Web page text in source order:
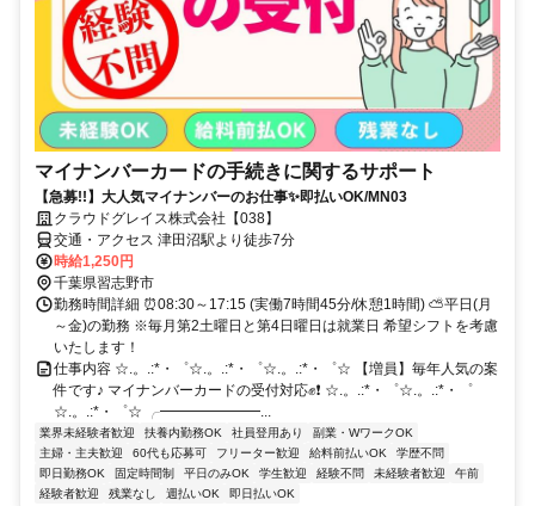
マイナンバーカードの手続きに関するサポート
【急募!!】大人気マイナンバーのお仕事✨即払いOK/MN03
クラウドグレイス株式会社【038】
交通・アクセス 津田沼駅より徒歩7分
時給1,250円
千葉県習志野市
勤務時間詳細 ⏰08:30～17:15 (実働7時間45分/休憩1時間) ⛅平日(月
～金)の勤務 ※毎月第2土曜日と第4日曜日は就業日 希望シフトを考慮
いたします！
仕事内容 ☆.。.:*・゜☆.。.:*・゜☆.。.:*・゜☆ 【増員】毎年人気の案
件です♪ マイナンバーカードの受付対応✊❗ ☆.。.:*・゜☆.。.:*・゜
☆.。.:*・゜☆ ╭━━━━━━━...
業界未経験者歓迎 扶養内勤務OK 社員登用あり
副業・WワークOK
主婦・主夫歓迎
60代も応募可 フリーター歓迎 給料前払いOK
学歴不問
即日勤務OK
固定時間制 平日のみOK 学生歓迎 経験不問 未経験者歓迎
午前
経験者歓迎
残業なし 週払いOK 即日払いOK